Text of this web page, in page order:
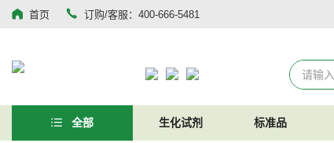
首页 订购/客服：400-666-5481
全部 生化试剂 标准品